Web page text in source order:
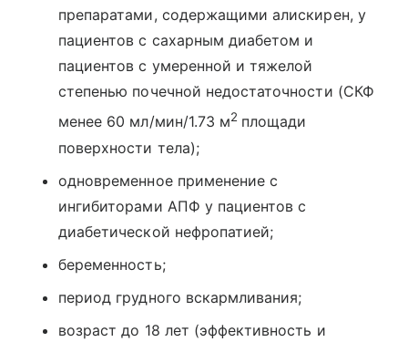
препаратами, содержащими алискирен, у
пациентов с сахарным диабетом и
пациентов с умеренной и тяжелой
степенью почечной недостаточности (СКФ
менее 60 мл/мин/1.73 м2 площади
поверхности тела);
одновременное применение с
ингибиторами АПФ у пациентов с
диабетической нефропатией;
беременность;
период грудного вскармливания;
возраст до 18 лет (эффективность и